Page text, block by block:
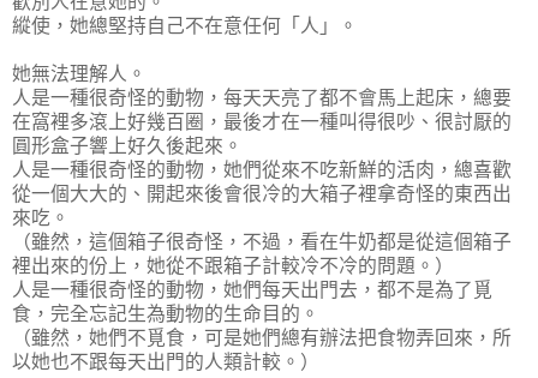
縱使，她總堅持自己不在意任何「人」。
她無法理解人。
人是一種很奇怪的動物，每天天亮了都不會馬上起床，總要
在窩裡多滾上好幾百圈，最後才在一種叫得很吵、很討厭的
圓形盒子響上好久後起來。
人是一種很奇怪的動物，她們從來不吃新鮮的活肉，總喜歡
從一個大大的、開起來後會很冷的大箱子裡拿奇怪的東西出
來吃。
（雖然，這個箱子很奇怪，不過，看在牛奶都是從這個箱子
裡出來的份上，她從不跟箱子計較冷不冷的問題。）
人是一種很奇怪的動物，她們每天出門去，都不是為了覓
食，完全忘記生為動物的生命目的。
（雖然，她們不覓食，可是她們總有辦法把食物弄回來，所
以她也不跟每天出門的人類計較。）